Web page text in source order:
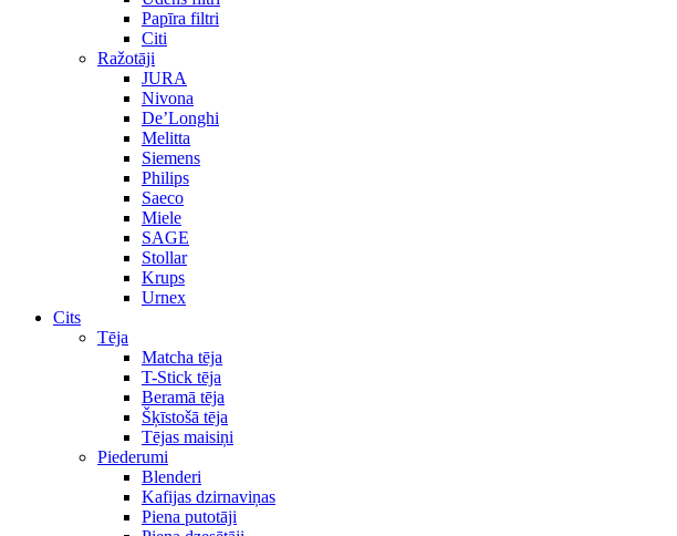
Papīra filtri
Citi
Ražotāji
JURA
Nivona
De’Longhi
Melitta
Siemens
Philips
Saeco
Miele
SAGE
Stollar
Krups
Urnex
Cits
Tēja
Matcha tēja
T-Stick tēja
Beramā tēja
Šķīstošā tēja
Tējas maisiņi
Piederumi
Blenderi
Kafijas dzirnaviņas
Piena putotāji